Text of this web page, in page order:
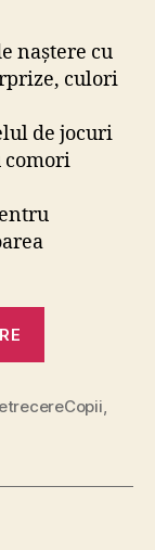
naștere cu
culori
de jocuri
comori
,